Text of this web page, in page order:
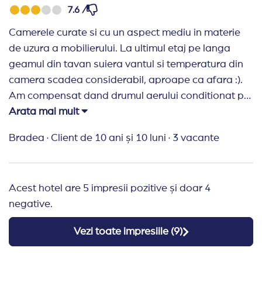
7.6 /
Camerele curate si cu un aspect mediu in materie
de uzura a mobilierului. La ultimul etaj pe langa
geamul din tavan suiera vantul si temperatura din
camera scadea considerabil, aproape ca afara :).
Am compensat dand drumul aerului conditionat pe
cald - 32 grade. Mancarea ok. Piscina dubioasa-
Apoi fetele au luat din apa piscinei ceva bacterie si
slaba, o glumitza. Locatia fata de gondola e
rezonabile. Au shuttle bus care isi face treaba ok.
Parcarea- un coleg si-a gasit masina zgariata
nasol fix sub camere si nu a putut vedea cine a
Arata mai mult
Bradea · Client de 10 ani și 10 luni · 3 vacante
Acest hotel are 5 impresii pozitive și doar 4
negative.
Vezi toate impresiile (9)